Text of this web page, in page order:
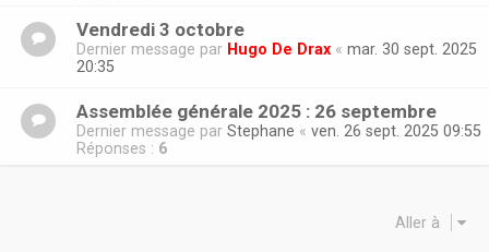
Vendredi 3 octobre
Dernier message par Hugo De Drax « mar. 30 sept. 2025
20:35
Assemblée générale 2025 : 26 septembre
Dernier message par Stephane « ven. 26 sept. 2025 09:55
Réponses : 6
Aller à